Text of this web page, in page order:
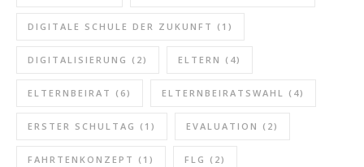
DIGITALE SCHULE DER ZUKUNFT (1)
DIGITALISIERUNG (2) ELTERN (4)
ELTERNBEIRAT (6) ELTERNBEIRATSWAHL (4)
ERSTER SCHULTAG (1) EVALUATION (2)
FAHRTENKONZEPT (1) FLG (2)